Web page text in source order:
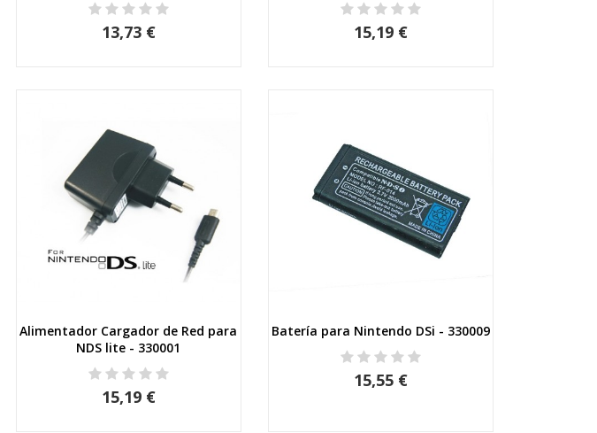
13,73 € 15,19 €
Vista rápida
Alimentador Cargador de Red para
NDS lite - 330001
15,19 €
Vista rápida
Batería para Nintendo DSi - 330009
15,55 €